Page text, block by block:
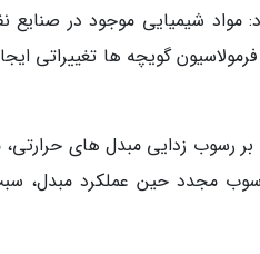
مواد شیمیایی موجود در صنایع
گویچه ها تغییراتی
رسوب زدایی مبدل های حرارتی،
مجدد حین عملکرد مبدل، سبب